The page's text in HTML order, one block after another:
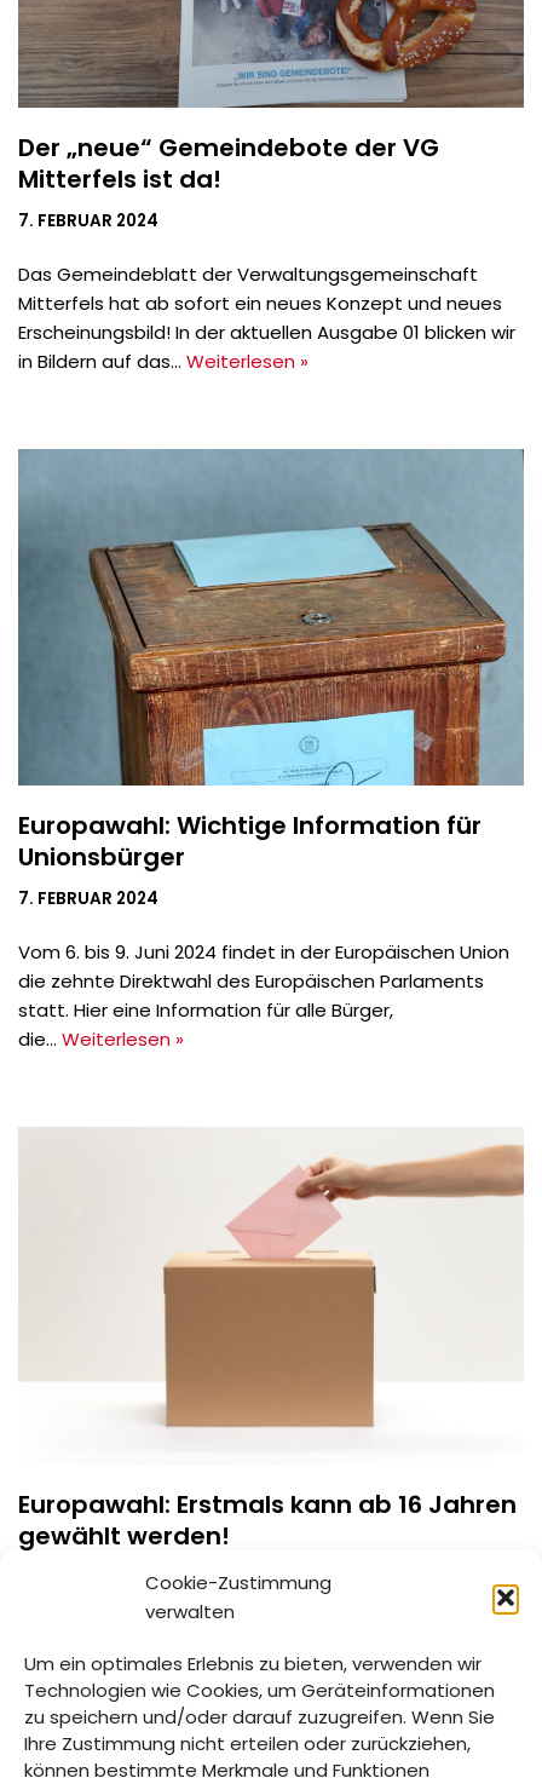
Cookie-Zustimmung
verwalten
Um ein optimales Erlebnis zu bieten, verwenden wir
Technologien wie Cookies, um Geräteinformationen
zu speichern und/oder darauf zuzugreifen. Wenn Sie
Ihre Zustimmung nicht erteilen oder zurückziehen,
können bestimmte Merkmale und Funktionen
Der „neue“ Gemeindebote der VG
Mitterfels ist da!
7. FEBRUAR 2024
Das Gemeindeblatt der Verwaltungsgemeinschaft
Mitterfels hat ab sofort ein neues Konzept und neues
Erscheinungsbild! In der aktuellen Ausgabe 01 blicken wir
in Bildern auf das… Weiterlesen »
Europawahl: Wichtige Information für
Unionsbürger
7. FEBRUAR 2024
Vom 6. bis 9. Juni 2024 findet in der Europäischen Union
die zehnte Direktwahl des Europäischen Parlaments
statt. Hier eine Information für alle Bürger,
die… Weiterlesen »
Europawahl: Erstmals kann ab 16 Jahren
gewählt werden!
6. FEBRUAR 2024
erstmals für die Wahl am 09. Juni 2024 auf das 16.
Lebensjahr herabgesetzt worden.